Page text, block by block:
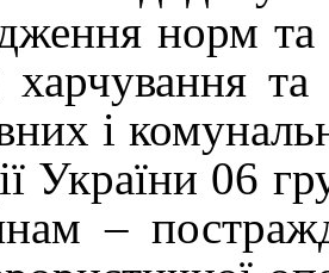
норм
та
і
України 06
–